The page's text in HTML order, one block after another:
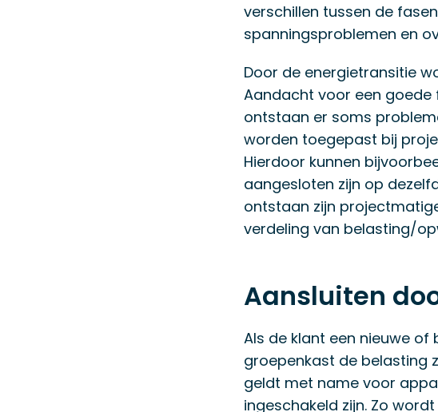
verschillen tussen de
spanningsproblemen en
Door de energietransitie
Aandacht voor een
ontstaan er soms
worden toegepast bij
Hierdoor kunnen
aangesloten zijn op
ontstaan zijn
verdeling van belasting/
Aansluiten
Als de klant een nieuwe
groepenkast de belasting
geldt met name voor
ingeschakeld zijn. Zo